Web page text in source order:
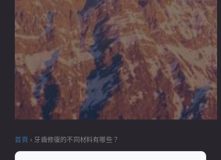
首頁 › 牙齒修復的不同材料有哪些？